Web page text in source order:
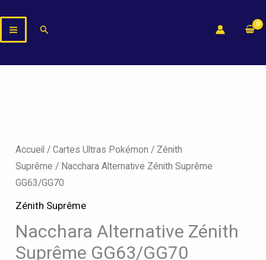
au
contenu
Rechercher
Accueil /Cartes Ultras Pokémon / Zénith
Suprême / Nacchara Alternative Zénith Suprême
GG63/GG70
Zénith Suprême
Nacchara Alternative Zénith
Suprême GG63/GG70